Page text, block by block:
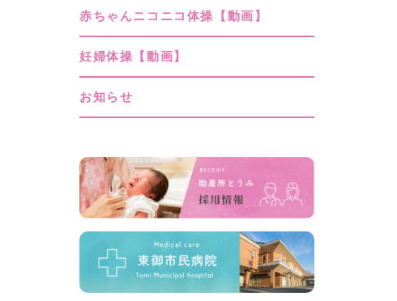
赤ちゃんニコニコ体操【動画】
妊婦体操【動画】
お知らせ